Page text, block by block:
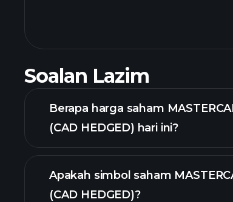
Soalan Lazim
Berapa harga saham
(CAD HEDGED) hari ini?
Apakah simbol saham
(CAD HEDGED)?